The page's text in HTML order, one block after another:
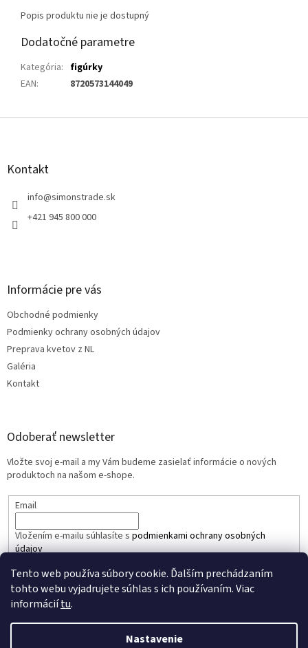
Tento web používa súbory cookie. Ďalším prechádzaním
tohto webu vyjadrujete súhlas s ich používaním. Viac
informáciítu.
Nastavenie
Popis produktu nie je dostupný
Dodatočné parametre
Kategória: figúrky
EAN: 8720573144049
Z
Kontakt
info@simonstrade.sk
+421 945 800 000
Informácie pre vás
Obchodné podmienky
Podmienky ochrany osobných údajov
Preprava kvetov z NL
Galéria
Kontakt
Odoberať newsletter
Vložte svoj e-mail a my Vám budeme zasielať informácie o nových
produktoch na našom e-shope.
Email
Vložením e-mailu súhlasíte s podmienkami ochrany osobných
údajov
PRIHLÁSIŤ SA
Vytvoril Shoptet